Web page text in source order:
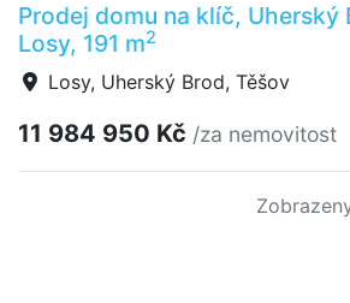
Prodej domu na klíč, Uherský
Losy, 191 m2
Losy, Uherský Brod, Těšov
11 984 950 Kč /za nemovitost